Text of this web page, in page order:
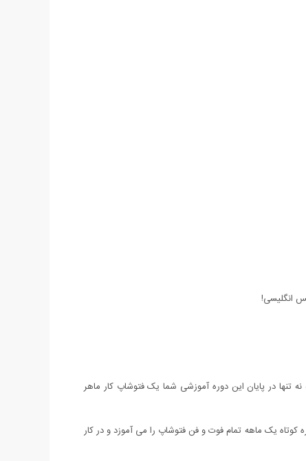
تنها در پایان این دوره آموزشی شما یک فتوشاپ کار ماهر
کوتاه یک ماهه تمام فوت و فن فتوشاپ را می آموزد و در کار